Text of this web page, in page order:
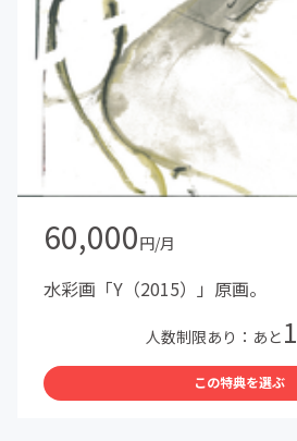
60,000円/月
水彩画「Y（2015）」原画。
人数制限あり：あと 1
この特典を選ぶ